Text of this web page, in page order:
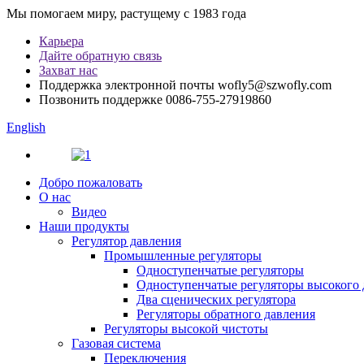
Мы помогаем миру, растущему с 1983 года
Карьера
Дайте обратную связь
Захват нас
Поддержка электронной почты wofly5@szwofly.com
Позвонить поддержке 0086-755-27919860
English
Добро пожаловать
О нас
Видео
Наши продукты
Регулятор давления
Промышленные регуляторы
Одноступенчатые регуляторы
Одноступенчатые регуляторы высокого
Два сценических регулятора
Регуляторы обратного давления
Регуляторы высокой чистоты
Газовая система
Переключения